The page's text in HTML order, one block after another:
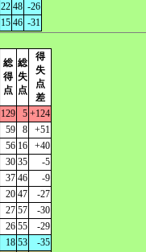
22 48 -26
15 46 -31
総
得
点
総
失
点
得
失
点
差
129 5 +124
59 8
+51
56 16
+40
30 35
-5
37 46
-9
20 47
-27
27 57
-30
26 55
-29
18 53
-35